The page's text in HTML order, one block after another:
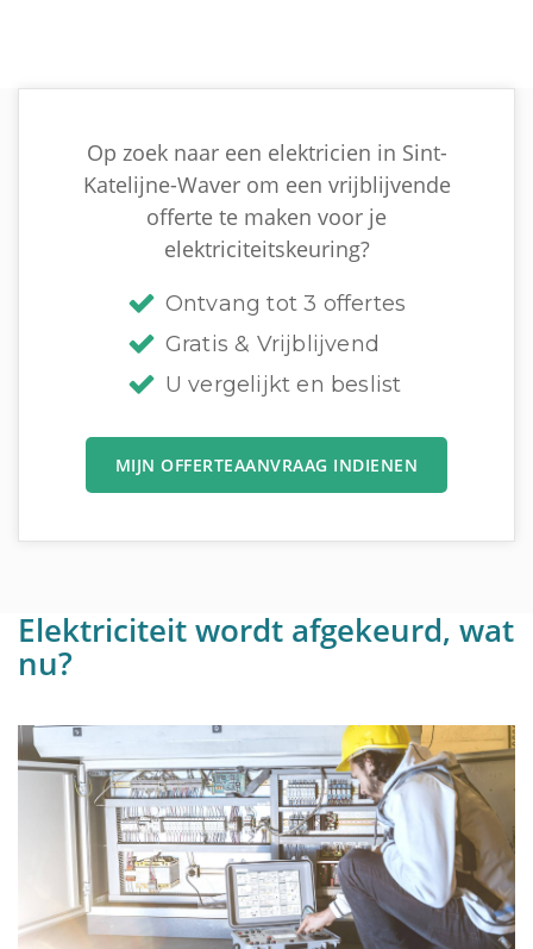
Op zoek naar een elektricien in Sint-
Katelijne-Waver om een vrijblijvende
offerte te maken voor je
elektriciteitskeuring?
Ontvang tot 3 offertes
Gratis & Vrijblijvend
U vergelijkt en beslist
MIJN OFFERTEAANVRAAG INDIENEN
Elektriciteit wordt afgekeurd, wat
nu?